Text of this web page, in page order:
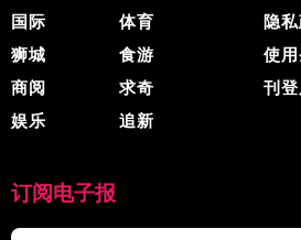
国际
狮城
商阅
娱乐
体育
食游
求奇
追新
隐
使
刊
订阅电子报